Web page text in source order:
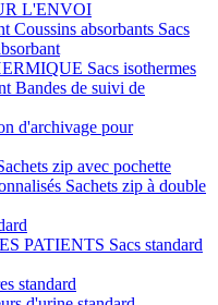
L'ENVOI
Coussins absorbants Sacs
Sacs isothermes
Bandes de suivi de
d'archivage pour
zip avec pochette
Sachets zip à double
PATIENTS Sacs standard
standard